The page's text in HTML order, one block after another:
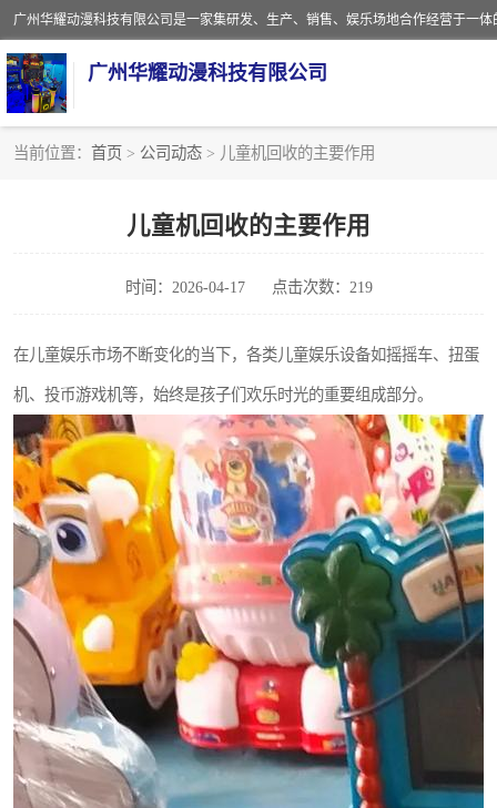
广州华耀动漫科技有限公司
当前位置： 首页 > 公司动态 > 儿童机回收的主要作用
儿童机回收的主要作用
时间：2026-04-17 点击次数：219
在儿童娱乐市场不断变化的当下，各类儿童娱乐设备如摇摇车、扭蛋
机、投币游戏机等，始终是孩子们欢乐时光的重要组成部分。
游戏厅回收